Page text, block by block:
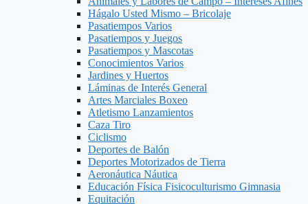
Hágalo Usted Mismo – Bricolaje
Pasatiempos Varios
Pasatiempos y Juegos
Pasatiempos y Mascotas
Conocimientos Varios
Jardines y Huertos
Láminas de Interés General
Artes Marciales Boxeo
Atletismo Lanzamientos
Caza Tiro
Ciclismo
Deportes de Balón
Deportes Motorizados de Tierra
Aeronáutica Náutica
Educación Física Fisicoculturismo Gimnasia
Equitación